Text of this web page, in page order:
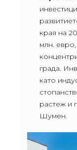
края на
млн. евро,
града.
като
растеж и
Шумен.